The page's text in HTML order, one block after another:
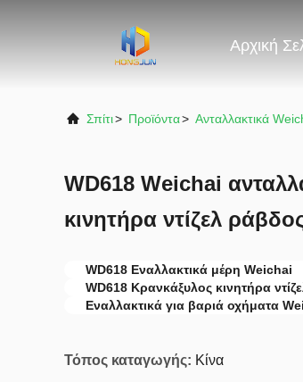
Αρχική
Σπίτι> Προϊόντα> Ανταλλακτικά
WD618 Weichai
κινητήρα ντίζελ
WD618 Εναλλακτικά μέρη Weichai
WD618 Κρανκάξυλος κινητήρα
Εναλλακτικά για βαριά οχήματα
Τόπος καταγωγής: Κίνα